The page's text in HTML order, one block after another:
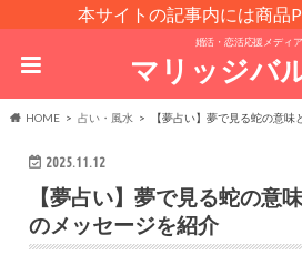
本サイトの記事内には商品
婚活・恋活応援メディア
マリッジバ
HOME 占い・風水 【夢占い】夢で見る蛇の意
2025.11.12
【夢占い】夢で見る蛇の意
のメッセージを紹介